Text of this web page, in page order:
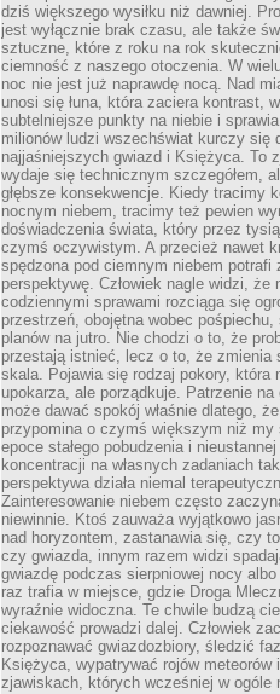
dziś większego wysiłku niż dawniej.
jest wyłącznie brak czasu, ale także
sztuczne, które z roku na rok
ciemność z naszego otoczenia. W
noc nie jest już naprawdę nocą. Nad
unosi się łuna, która zaciera kontrast,
subtelniejsze punkty na niebie i
milionów ludzi wszechświat kurczy się
najjaśniejszych gwiazd i Księżyca. To
wydaje się technicznym szczegółem,
głębsze konsekwencje. Kiedy tracimy
nocnym niebem, tracimy też pewien
doświadczenia świata, który przez
czymś oczywistym. A przecież nawet
spędzona pod ciemnym niebem potrafi
perspektywę. Człowiek nagle widzi, że
codziennymi sprawami rozciąga się
przestrzeń, obojętna wobec pośpiechu,
planów na jutro. Nie chodzi o to, że
przestają istnieć, lecz o to, że zmienia
skala. Pojawia się rodzaj pokory, która
upokarza, ale porządkuje. Patrzenie na
może dawać spokój właśnie dlatego, że
przypomina o czymś większym niż my
epoce stałego pobudzenia i nieustannej
koncentracji na własnych zadaniach
perspektywa działa niemal
Zainteresowanie niebem często
niewinnie. Ktoś zauważa wyjątkowo
nad horyzontem, zastanawia się, czy
czy gwiazda, innym razem widzi
gwiazdę podczas sierpniowej nocy
raz trafia w miejsce, gdzie Droga
wyraźnie widoczna. Te chwile budzą
ciekawość prowadzi dalej. Człowiek
rozpoznawać gwiazdozbiory, śledzić
Księżyca, wypatrywać rojów meteorów
zjawiskach, których wcześniej w ogóle